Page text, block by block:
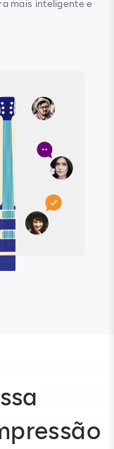
mais inteligente e